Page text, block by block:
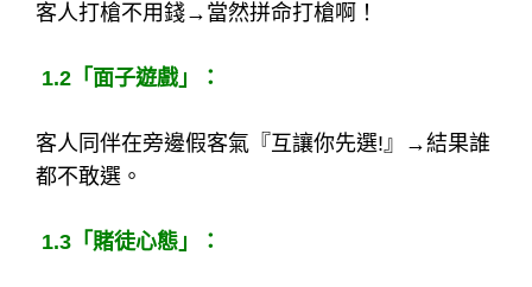
客人打槍不用錢→當然拼命打槍啊！
1.2 「面子遊戲」：
客人同伴在旁邊假客氣『互讓你先選!』→結果誰
都不敢選。
1.3 「賭徒心態」：